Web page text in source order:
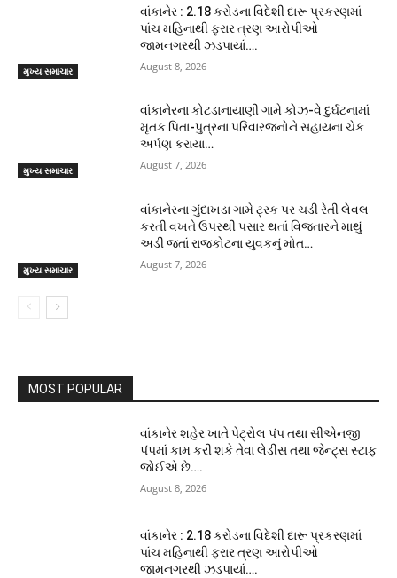
મુખ્ય સમાચાર
વાંકાનેર : 2.18 કરોડના વિદેશી દારૂ પ્રકરણમાં
પાંચ મહિનાથી ફરાર ત્રણ આરોપીઓ
જામનગરથી ઝડપાયાં….
August 8, 2026
મુખ્ય સમાચાર
વાંકાનેરના કોટડાનાયાણી ગામે કોઝ-વે દુર્ઘટનામાં
મૃતક પિતા-પુત્રના પરિવારજનોને સહાયના ચેક
અર્પણ કરાયા…
August 7, 2026
મુખ્ય સમાચાર
વાંકાનેરના ગુંદાખડા ગામે ટ્રક પર ચડી રેતી લેવલ
કરતી વખતે ઉપરથી પસાર થતાં વિજતારને માથું
અડી જતાં રાજકોટના યુવકનું મોત…
August 7, 2026
MOST POPULAR
વાંકાનેર શહેર ખાતે પેટ્રોલ પંપ તથા સીએનજી
પંપમાં કામ કરી શકે તેવા લેડીસ તથા જેન્ટ્સ સ્ટાફ
જોઈએ છે….
August 8, 2026
વાંકાનેર : 2.18 કરોડના વિદેશી દારૂ પ્રકરણમાં
પાંચ મહિનાથી ફરાર ત્રણ આરોપીઓ
જામનગરથી ઝડપાયાં….